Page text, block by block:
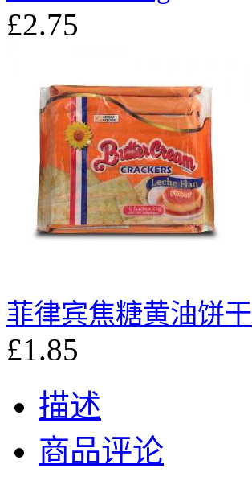
£2.75
菲律宾焦糖黄油饼干
£1.85
描述
商品评论